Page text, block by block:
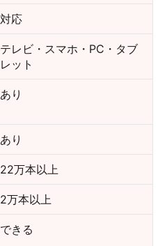
対応
テレビ・スマホ・PC・タブ
レット
あり
あり
22万本以上
2万本以上
できる